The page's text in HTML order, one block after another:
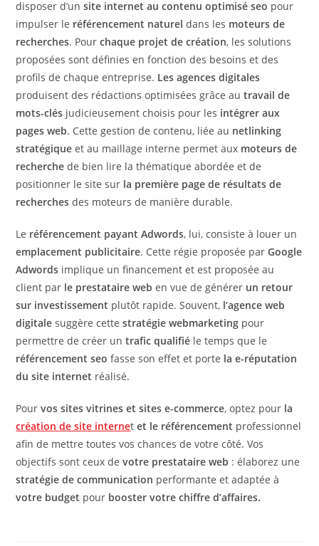
disposer d’unsite internet au contenu optimisé seo pour
impulser le référencement naturel dans les moteurs de
recherches. Pourchaque projet de création, les solutions
proposées sont définies en fonction des besoins et des
profils de chaque entreprise. Les agences digitales
produisent des rédactions optimisées grâce autravail de
mots-clés judicieusement choisis pour les intégrer aux
pages web. Cette gestion de contenu, liée au netlinking
stratégique et au maillage interne permet aux moteurs de
recherche de bien lire la thématique abordée et de
positionner le site sur la première page de résultats de
recherchesdes moteurs de manière durable.
Le référencement payant Adwords, lui, consiste à louer un
emplacement publicitaire. Cette régie proposée par Google
Adwords implique un financement et est proposée au
client par le prestataire web en vue de générer un retour
sur investissement plutôt rapide. Souvent, l’agence web
digitalesuggère cettestratégie webmarketing pour
permettre de créer untrafic qualifié le temps que le
référencement seo fasse son effet et porte la e-réputation
du site internet réalisé.
Pourvos sites vitrines et sites e-commerce, optez pour la
création de site internetet le référencement professionnel
afin de mettre toutes vos chances de votre côté. Vos
objectifs sont ceux devotre prestataire web : élaborez une
stratégie de communication performante et adaptée à
votre budget pour booster votre chiffre d’affaires.